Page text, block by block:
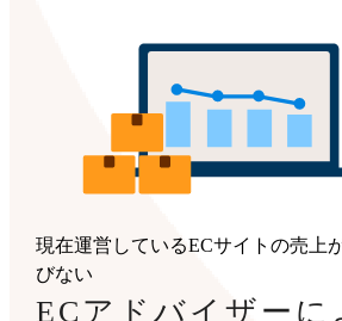
現在運営しているECサイトの売上
びない
ECアドバイザーに